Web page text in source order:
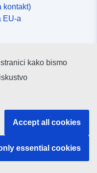
kontakt)
EU-a
mrežama
kako bismo
Accept all cookies
essential cookies